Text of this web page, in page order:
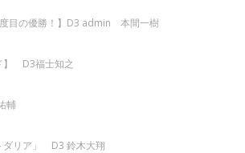
度目の優勝！】D3 admin 本間一樹
】 D3福士知之
輔
ダリア」 D3 鈴木大翔